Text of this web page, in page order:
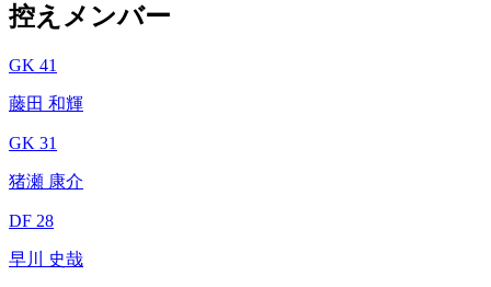
控えメンバー
GK 41
藤田 和輝
GK 31
猪瀬 康介
DF 28
早川 史哉